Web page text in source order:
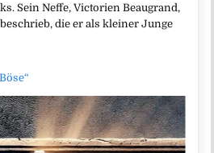
Sein Neffe, Victorien Beaugrand,
die er als kleiner Junge